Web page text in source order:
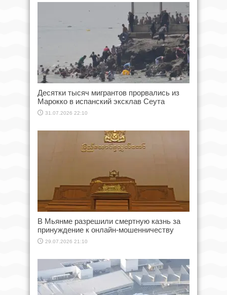
Десятки тысяч мигрантов прорвались из
Марокко в испанский эксклав Сеута
31.07.2026 22:10
В Мьянме разрешили смертную казнь за
принуждение к онлайн-мошенничеству
29.07.2026 21:10